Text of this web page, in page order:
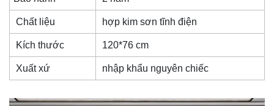
Chất liệu hợp kim sơn tĩnh điện
Kích thước 120*76 cm
Xuất xứ nhập khẩu nguyên chiếc